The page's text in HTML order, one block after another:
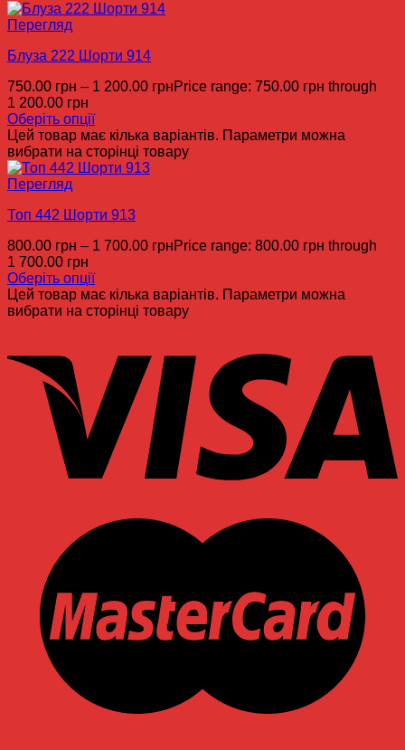
Перегляд
Блуза 222 Шорти 914
750.00 грн – 1 200.00 грнPrice range: 750.00 грн through
1 200.00 грн
Оберіть опції
Цей товар має кілька варіантів. Параметри можна
вибрати на сторінці товару
Перегляд
Топ 442 Шорти 913
800.00 грн – 1 700.00 грнPrice range: 800.00 грн through
1 700.00 грн
Оберіть опції
Цей товар має кілька варіантів. Параметри можна
вибрати на сторінці товару